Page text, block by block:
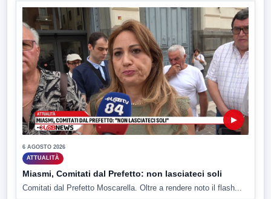
▶
6 AGOSTO 2026
ATTUALITÀ
Miasmi, Comitati dal Prefetto: non lasciateci soli
Comitati dal Prefetto Moscarella. Oltre a rendere noto il flash...